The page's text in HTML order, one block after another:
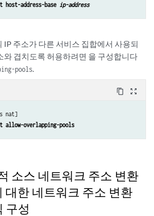
host-address-base ip-address
IP 주소가 다른 서비스 집합에서 사용되
와 겹치도록 허용하려면 을 구성합니다
pools
content_copy zoom_out_map
nat]
allow-overlapping-pools
소스 네트워크 주소 변환
대한 네트워크 주소 변환
구성